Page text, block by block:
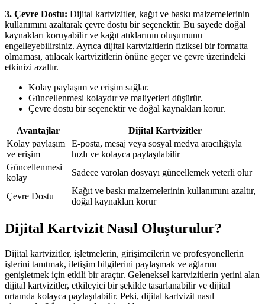
3. Çevre Dostu: Dijital kartvizitler, kağıt ve baskı malzemelerinin
kullanımını azaltarak çevre dostu bir seçenektir. Bu sayede doğal
kaynakları koruyabilir ve kağıt atıklarının oluşumunu
engelleyebilirsiniz. Ayrıca dijital kartvizitlerin fiziksel bir formatta
olmaması, atılacak kartvizitlerin önüne geçer ve çevre üzerindeki
etkinizi azaltır.
Kolay paylaşım ve erişim sağlar.
Güncellenmesi kolaydır ve maliyetleri düşürür.
Çevre dostu bir seçenektir ve doğal kaynakları korur.
Avantajlar
Dijital Kartvizitler
Kolay paylaşım
ve erişim
E-posta, mesaj veya sosyal medya aracılığıyla
hızlı ve kolayca paylaşılabilir
Güncellenmesi
kolay
Sadece varolan dosyayı güncellemek yeterli olur
Çevre Dostu
Kağıt ve baskı malzemelerinin kullanımını azaltır,
doğal kaynakları korur
Dijital Kartvizit Nasıl Oluşturulur?
Dijital kartvizitler, işletmelerin, girişimcilerin ve profesyonellerin
işlerini tanıtmak, iletişim bilgilerini paylaşmak ve ağlarını
genişletmek için etkili bir araçtır. Geleneksel kartvizitlerin yerini alan
dijital kartvizitler, etkileyici bir şekilde tasarlanabilir ve dijital
ortamda kolayca paylaşılabilir. Peki, dijital kartvizit nasıl